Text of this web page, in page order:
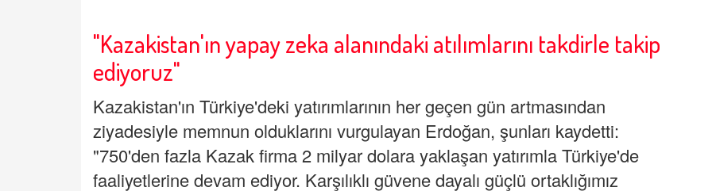
"Kazakistan'ın yapay zeka alanındaki atılımlarını takdirle takip
ediyoruz"
Kazakistan'ın Türkiye'deki yatırımlarının her geçen gün artmasından
ziyadesiyle memnun olduklarını vurgulayan Erdoğan, şunları kaydetti:
"750'den fazla Kazak firma 2 milyar dolara yaklaşan yatırımla Türkiye'de
faaliyetlerine devam ediyor. Karşılıklı güvene dayalı güçlü ortaklığımız